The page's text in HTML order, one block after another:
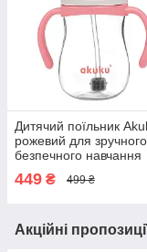
Дитячий поїльник
рожевий для
безпечного навчання
малюка самостійному
питтю без проливання
449 ₴ 499 ₴
Акційні